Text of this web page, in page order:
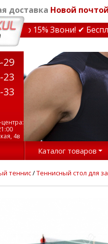
доставка Новой почтой
до 15% Звони! ✔
29
23
33
4в
Каталог товаров
теннис/Теннисный стол для